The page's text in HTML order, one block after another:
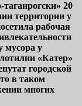
20
территории у
рабочая
мусора у
«Катер»
городской
в таком
многих